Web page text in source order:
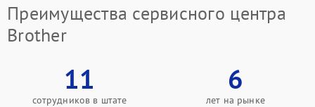
Преимущества сервисного центра
Brother
11
сотрудников в штате
6
лет на рынке